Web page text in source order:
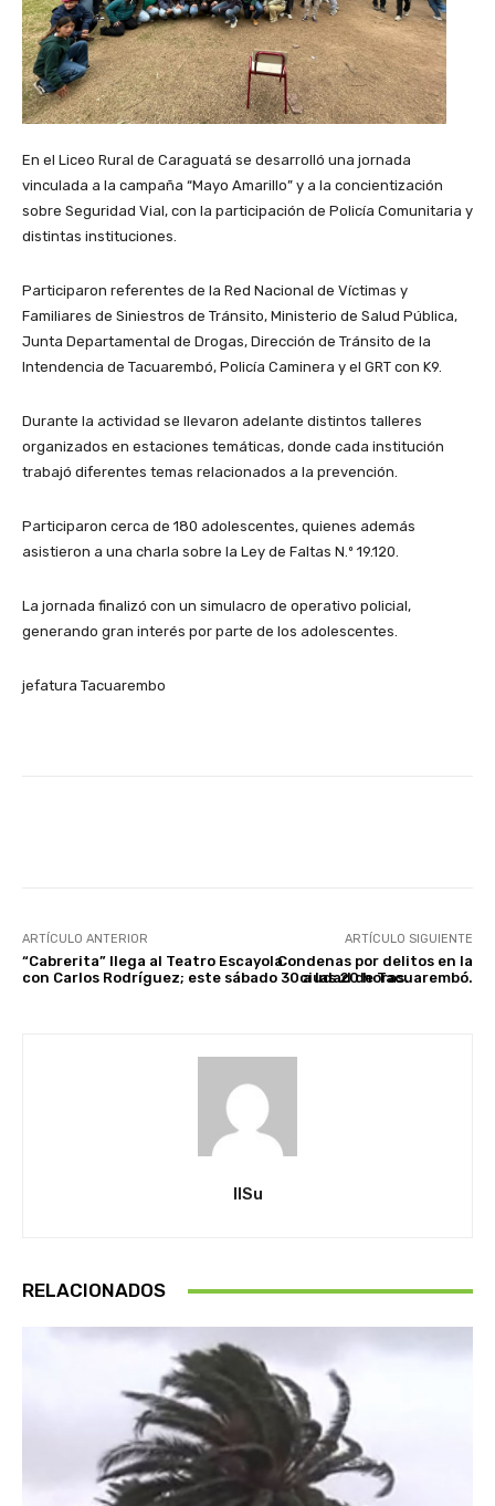
En el Liceo Rural de Caraguatá se desarrolló una jornada
vinculada a la campaña “Mayo Amarillo” y a la concientización
sobre Seguridad Vial, con la participación de Policía Comunitaria y
distintas instituciones.
Participaron referentes de la Red Nacional de Víctimas y
Familiares de Siniestros de Tránsito, Ministerio de Salud Pública,
Junta Departamental de Drogas, Dirección de Tránsito de la
Intendencia de Tacuarembó, Policía Caminera y el GRT con K9.
Durante la actividad se llevaron adelante distintos talleres
organizados en estaciones temáticas, donde cada institución
trabajó diferentes temas relacionados a la prevención.
Participaron cerca de 180 adolescentes, quienes además
asistieron a una charla sobre la Ley de Faltas N.º 19.120.
La jornada finalizó con un simulacro de operativo policial,
generando gran interés por parte de los adolescentes.
jefatura Tacuarembo
ARTÍCULO ANTERIOR
“Cabrerita” llega al Teatro Escayola
con Carlos Rodríguez; este sábado 30 a las 20 horas.
ARTÍCULO SIGUIENTE
Condenas por delitos en la
ciudad de Tacuarembó.
IlSu
RELACIONADOS